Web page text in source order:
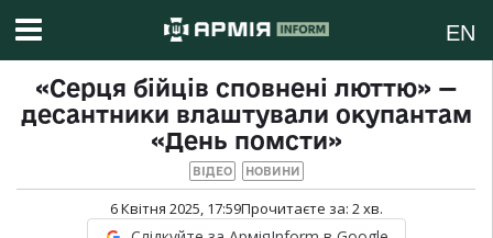
EN
«Серця бійців сповнені люттю» —
десантники влаштували окупантам
«День помсти»
ВІДЕО НОВИНИ
6 Квітня 2025, 17:59Прочитаєте за: 2хв.